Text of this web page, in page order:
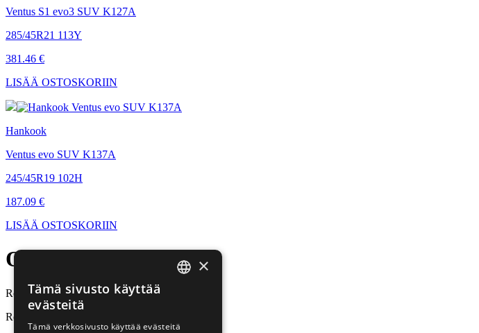
Ventus S1 evo3 SUV K127A
285/45R21 113Y
381.46 €
LISÄÄ OSTOSKORIIN
Hankook
Ventus evo SUV K137A
245/45R19 102H
187.09 €
LISÄÄ OSTOSKORIIN
Ota
Rehvid24 / Tirestar OÜ
Renkaiden myynti ja vaihto
×
Tämä sivusto käyttää
evästeitä
Tämä verkkosivusto käyttää evästeitä